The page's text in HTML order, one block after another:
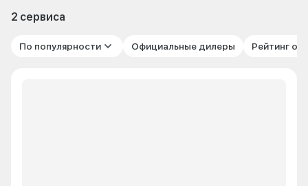
2 сервиса
По популярности Официальные дилеры Рейтинг